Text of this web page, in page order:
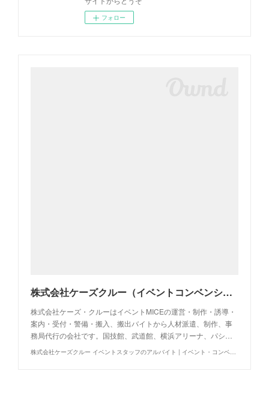
フォロー
株式会社ケーズクルー（イベントコンベンションの運営・制作・警備・人材派遣・事務局代行・アルバイト求人・イベントバイト）
株式会社ケーズ・クルーはイベントMICEの運営・制作・誘導・
案内・受付・警備・搬入、搬出バイトから人材派遣、制作、事
務局代行の会社です。国技館、武道館、横浜アリーナ、パシ…
株式会社ケーズクルー イベントスタッフのアルバイト | イベント・コンベンションの運営制作警備事務局代行